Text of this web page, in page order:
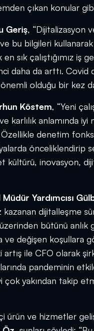
çıkan konular
Geriş, “Dijitalizasyon
bu bilgileri
sık çalıştığımız iş
da arttı. Covid
olduğu bir kez
Köstem, “Yeni
karlılık anlamında
denetim
önceliklendirip
inovasyon,
Yardımcısı
dijitalleşme
bütünü anlık
ve değişen koşullara
artış ile CFO olarak
pandeminin
çok yakından takip
ürün ve hizmetler